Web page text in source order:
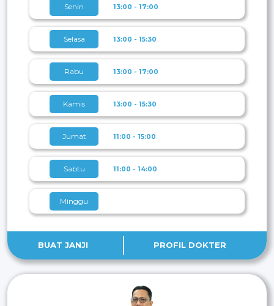
Senin 13:00 - 17:00
Selasa 13:00 - 15:30
Rabu 13:00 - 17:00
Kamis 13:00 - 15:30
Jumat 11:00 - 15:00
Sabtu 11:00 - 14:00
Minggu
BUAT JANJI PROFIL DOKTER